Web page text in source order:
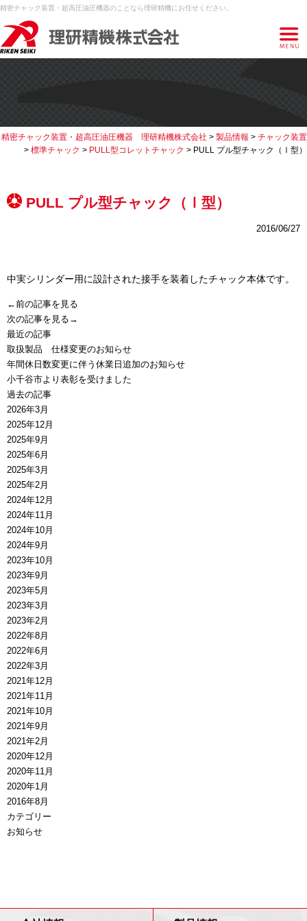
精密チャック装置・超高圧油圧機器のことなら理研精機にお任せください。
精密チャック装置・超高圧油圧機器 理研精機株式会社 > 製品情報 > チャック装置
> 標準チャック > PULL型コレットチャック > PULL プル型チャック（Ⅰ型）
PULL プル型チャック（Ⅰ型）
2016/06/27
中実シリンダー用に設計された接手を装着したチャック本体です。
←前の記事を見る
次の記事を見る→
最近の記事
取扱製品 仕様変更のお知らせ
年間休日数変更に伴う休業日追加のお知らせ
小千谷市より表彰を受けました
過去の記事
2026年3月
2025年12月
2025年9月
2025年6月
2025年3月
2025年2月
2024年12月
2024年11月
2024年10月
2024年9月
2023年10月
2023年9月
2023年5月
2023年3月
2023年2月
2022年8月
2022年6月
2022年3月
2021年12月
2021年11月
2021年10月
2021年9月
2021年2月
2020年12月
2020年11月
2020年1月
2016年8月
カテゴリー
お知らせ